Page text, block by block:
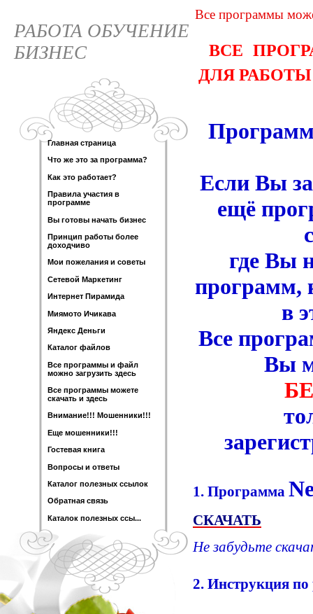
РАБОТА ОБУЧЕНИЕ
БИЗНЕС
Главная страница
Что же это за программа?
Как это работает?
Правила участия в
программе
Вы готовы начать бизнес
Принцип работы более
доходчиво
Мои пожелания и советы
Сетевой Маркетинг
Интернет Пирамида
Миямото Ичикава
Яндекс Деньги
Каталог файлов
Все программы и файл
можно загрузить здесь
Все программы можете
скачать и здесь
Внимание!!! Мошенники!!!
Еще мошенники!!!
Гостевая книга
Вопросы и ответы
Каталог полезных ссылок
Обратная связь
Каталок полезных ссы...
Все программы
ВСЕ
ДЛЯ
Если Вы
ещё
где Вы
программ,
в
Все
Вы
1. Программа
СКАЧАТЬ
Не забудьте
2. Инструкция